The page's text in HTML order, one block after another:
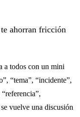
ahorran fricción
a todos con un mini
“tema”, “incidente”,
vuelve una discusión